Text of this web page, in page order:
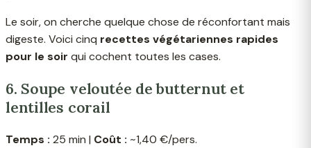
Le soir, on cherche quelque chose de réconfortant mais
digeste. Voici cinq recettes végétariennes rapides
pour le soir qui cochent toutes les cases.
6. Soupe veloutée de butternut et
lentilles corail
Temps : 25 min | Coût : ~1,40 €/pers.